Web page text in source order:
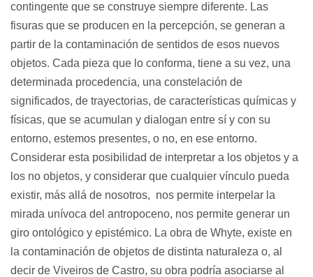
contingente que se construye siempre diferente. Las
fisuras que se producen en la percepción, se generan a
partir de la contaminación de sentidos de esos nuevos
objetos. Cada pieza que lo conforma, tiene a su vez, una
determinada procedencia, una constelación de
significados, de trayectorias, de características químicas y
físicas, que se acumulan y dialogan entre sí y con su
entorno, estemos presentes, o no, en ese entorno.
Considerar esta posibilidad de interpretar a los objetos y a
los no objetos, y considerar que cualquier vínculo pueda
existir, más allá de nosotros,  nos permite interpelar la
mirada unívoca del antropoceno, nos permite generar un
giro ontológico y epistémico. La obra de Whyte, existe en
la contaminación de objetos de distinta naturaleza o, al
decir de Viveiros de Castro, su obra podría asociarse al